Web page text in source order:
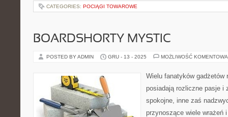
CATEGORIES: POCIĄGI TOWAROWE
BOARDSHORTY MYSTIC
POSTED BY ADMIN GRU - 13 - 2025 MOŻLIWOŚĆ
Wielu fanatyków gadżetów
posiadają rozliczne pasje i
spokojne, inne zaś
przynoszące wiele wrażeń